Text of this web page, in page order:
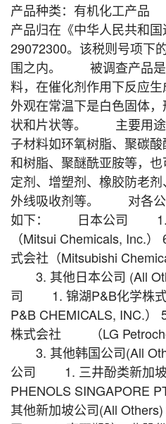
产品种类：有机化工产
产品归在《中华人民共和国
29072300。该税则号项下
围之内。 被调查产品是
料，在催化剂作用下反应生
外观在常温下是白色固体
状和片状等。 主要用途
子材料如环氧树脂、聚碳
和树脂、聚醚酰亚胺等，
定剂、增塑剂、橡胶防老
外线吸收剂等。 对各公
如下： 日本公司 1.
（Mitsui Chemicals,
式会社（Mitsubishi
3. 其他日本公司 (All
司 1. 锦湖P&B化学株
P&B CHEMICALS, INC.
株式会社 （LG
3. 其他韩国公司(All
公司 1. 三井酚类新加
PHENOLS
其他新加坡公司(All